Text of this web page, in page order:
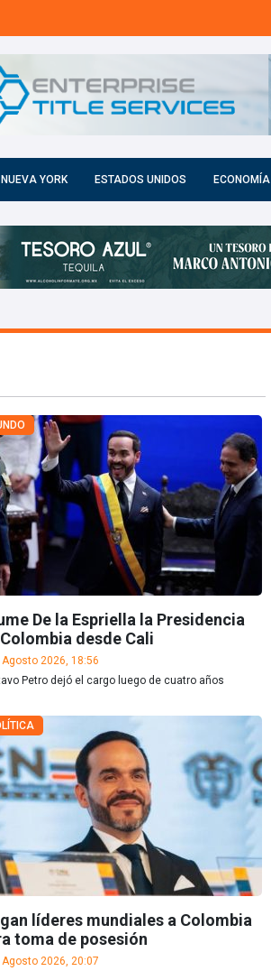
NUEVA YORK ESTADOS UNIDOS ECONOMÍA
De la Espriella la Presidencia
desde Cali
Agosto 2026, 18:56
Petro dejó el cargo luego de cuatro años
líderes mundiales a Colombia
toma de posesión
Agosto 2026, 20:07